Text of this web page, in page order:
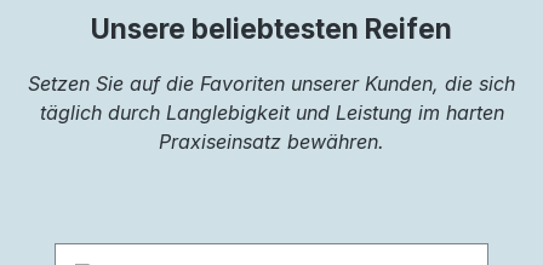
Unsere beliebtesten Reifen
Setzen Sie auf die Favoriten unserer Kunden, die sich
täglich durch Langlebigkeit und Leistung im harten
Praxiseinsatz bewähren.